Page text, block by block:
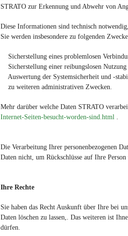
STRATO zur Erkennung und Abwehr von
Diese Informationen sind technisch
Sie werden insbesondere zu folgenden
Sicherstellung eines problemlosen
Sicherstellung einer reibungslosen Nutzung
Auswertung der Systemsicherheit und -
zu weiteren administrativen Zwecken.
Mehr darüber welche Daten STRATO
Internet-Seiten-besucht-worden-sind.html .
Die Verarbeitung Ihrer personenbezogenen
Daten nicht, um Rückschlüsse auf Ihre Person
Ihre Rechte
Sie haben das Recht Auskunft über Ihre bei
Daten löschen zu lassen,. Das weiteren ist
dürfen.